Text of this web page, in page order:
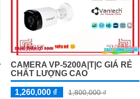
CAMERA VP-5200A|T|C GIÁ RẺ
CHẤT LƯỢNG CAO
1,260,000 ₫
1,800,000 ₫